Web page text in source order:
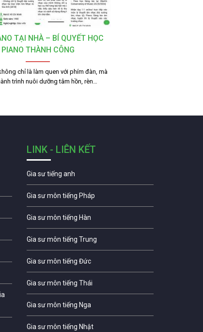
TẠI NHÀ – BÍ QUYẾT HỌC
PIANO THÀNH CÔNG
chỉ là làm quen với phím đàn, mà
trình nuôi dưỡng tâm hồn, rèn…
LINK - LIÊN KẾT
Gia sư tiếng anh
Gia sư môn tiếng Pháp
Gia sư môn tiếng Hàn
Gia sư môn tiếng Trung
Gia sư môn tiếng Đức
Gia sư môn tiếng Thái
Gia sư môn tiếng Nga
Gia sư môn tiếng Nhật